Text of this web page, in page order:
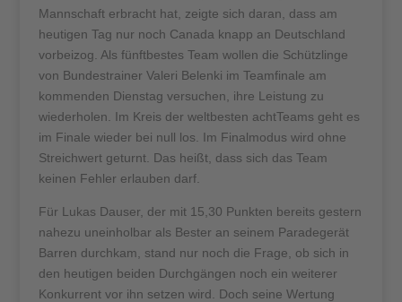
Mannschaft erbracht hat, zeigte sich daran, dass am
heutigen Tag nur noch Canada knapp an Deutschland
vorbeizog. Als fünftbestes Team wollen die Schützlinge
von Bundestrainer Valeri Belenki im Teamfinale am
kommenden Dienstag versuchen, ihre Leistung zu
wiederholen. Im Kreis der weltbesten achtTeams geht es
im Finale wieder bei null los. Im Finalmodus wird ohne
Streichwert geturnt. Das heißt, dass sich das Team
keinen Fehler erlauben darf.
Für Lukas Dauser, der mit 15,30 Punkten bereits gestern
nahezu uneinholbar als Bester an seinem Paradegerät
Barren durchkam, stand nur noch die Frage, ob sich in
den heutigen beiden Durchgängen noch ein weiterer
Konkurrent vor ihn setzen wird. Doch seine Wertung